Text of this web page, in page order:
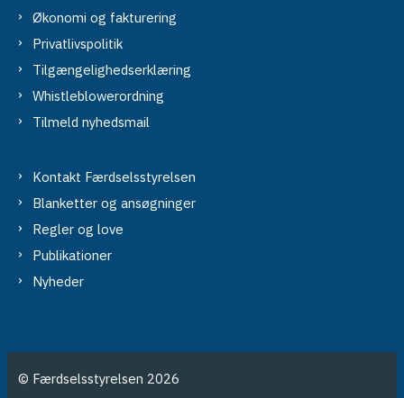
Økonomi og fakturering
Privatlivspolitik
Tilgængelighedserklæring
Whistleblowerordning
Tilmeld nyhedsmail
Kontakt Færdselsstyrelsen
Blanketter og ansøgninger
Regler og love
Publikationer
Nyheder
© Færdselsstyrelsen 2026